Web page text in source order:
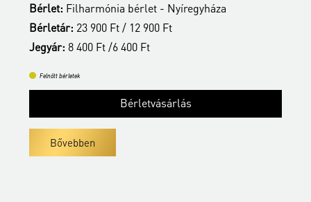
Bérlet: Filharmónia bérlet - Nyíregyháza
Bérletár: 23 900 Ft / 12 900 Ft
Jegyár: 8 400 Ft /6 400 Ft
Felnőtt bérletek
Bérletvásárlás
Bővebben